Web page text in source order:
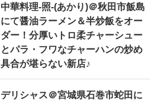
中華料理-照-(あかり)＠秋田市飯島
にて醤油ラーメン＆半炒飯をオー
ダー！分厚いトロ柔チャーシュー
とパラ・フワなチャーハンの炒め
具合が堪らない新店♪
デリシャス＠宮城県石巻市蛇田に